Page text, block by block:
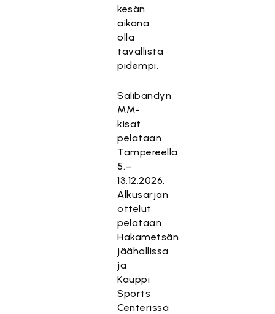
kesän
aikana
olla
tavallista
pidempi.
Salibandyn
MM-
kisat
pelataan
Tampereella
5.–
13.12.2026.
Alkusarjan
ottelut
pelataan
Hakametsän
jäähallissa
ja
Kauppi
Sports
Centerissä